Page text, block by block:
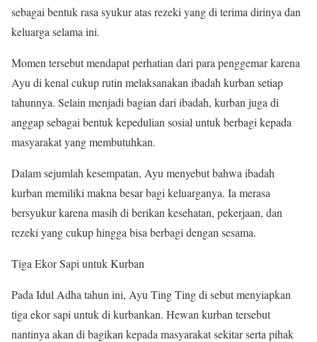
sebagai bentuk rasa syukur atas rezeki yang di terima dirinya dan
keluarga selama ini.
Momen tersebut mendapat perhatian dari para penggemar karena
Ayu di kenal cukup rutin melaksanakan ibadah kurban setiap
tahunnya. Selain menjadi bagian dari ibadah, kurban juga di
anggap sebagai bentuk kepedulian sosial untuk berbagi kepada
masyarakat yang membutuhkan.
Dalam sejumlah kesempatan, Ayu menyebut bahwa ibadah
kurban memiliki makna besar bagi keluarganya. Ia merasa
bersyukur karena masih di berikan kesehatan, pekerjaan, dan
rezeki yang cukup hingga bisa berbagi dengan sesama.
Tiga Ekor Sapi untuk Kurban
Pada Idul Adha tahun ini, Ayu Ting Ting di sebut menyiapkan
tiga ekor sapi untuk di kurbankan. Hewan kurban tersebut
nantinya akan di bagikan kepada masyarakat sekitar serta pihak